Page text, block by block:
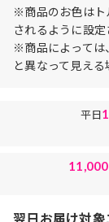
※商品のお色はト
されるように設定
※商品によっては
と異なって見える
平日
翌日お届け対象